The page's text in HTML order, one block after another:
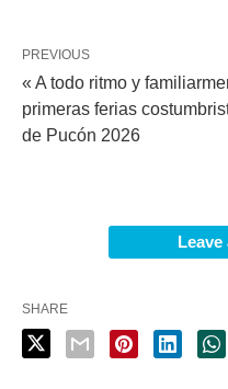
PREVIOUS
« A todo ritmo y
primeras ferias
de Pucón 2026
Leave
SHARE